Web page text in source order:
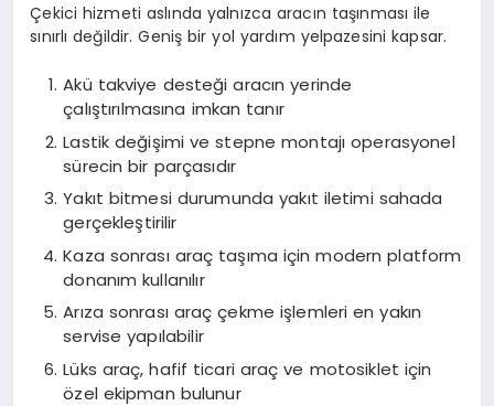
Çekici hizmeti aslında yalnızca aracın taşınması ile
sınırlı değildir. Geniş bir yol yardım yelpazesini kapsar.
Akü takviye desteği aracın yerinde
çalıştırılmasına imkan tanır
Lastik değişimi ve stepne montajı operasyonel
sürecin bir parçasıdır
Yakıt bitmesi durumunda yakıt iletimi sahada
gerçekleştirilir
Kaza sonrası araç taşıma için modern platform
donanım kullanılır
Arıza sonrası araç çekme işlemleri en yakın
servise yapılabilir
Lüks araç, hafif ticari araç ve motosiklet için
özel ekipman bulunur